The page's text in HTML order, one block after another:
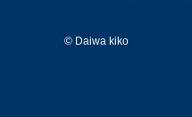
© Daiwa kiko